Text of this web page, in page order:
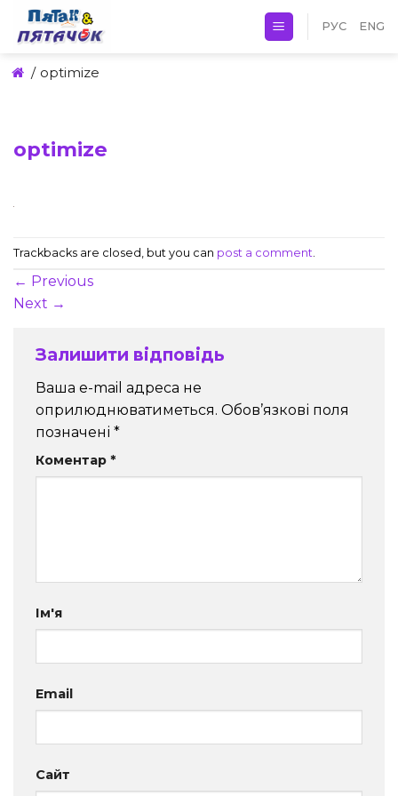
Skip
РУС ENG
/ optimize
optimize
Trackbacks are closed, but you can post a comment
← Previous
Next →
Залишити відповідь
Ваша e-mail адреса не
оприлюднюватиметься. Обов’язкові поля
позначені *
Коментар *
Ім'я
Email
Сайт